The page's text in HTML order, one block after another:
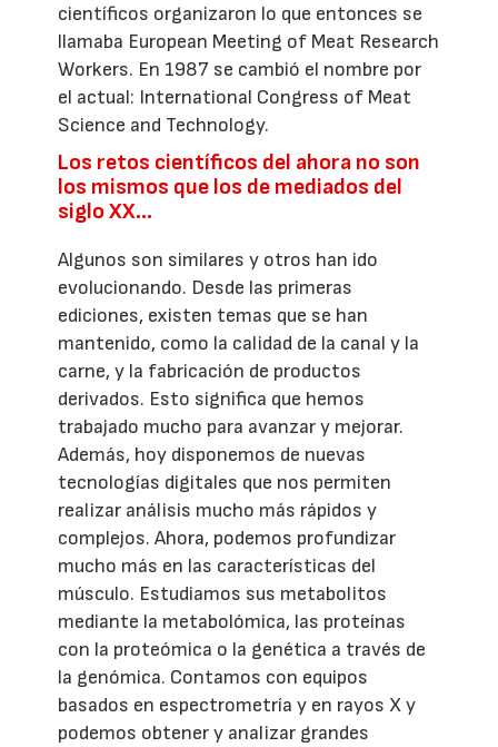
científicos organizaron lo que entonces se
llamaba European Meeting of Meat Research
Workers. En 1987 se cambió el nombre por
el actual: International Congress of Meat
Science and Technology.
Los retos científicos del ahora no son
los mismos que los de mediados del
siglo XX…
Algunos son similares y otros han ido
evolucionando. Desde las primeras
ediciones, existen temas que se han
mantenido, como la calidad de la canal y la
carne, y la fabricación de productos
derivados. Esto significa que hemos
trabajado mucho para avanzar y mejorar.
Además, hoy disponemos de nuevas
tecnologías digitales que nos permiten
realizar análisis mucho más rápidos y
complejos. Ahora, podemos profundizar
mucho más en las características del
músculo. Estudiamos sus metabolitos
mediante la metabolómica, las proteínas
con la proteómica o la genética a través de
la genómica. Contamos con equipos
basados en espectrometría y en rayos X y
podemos obtener y analizar grandes